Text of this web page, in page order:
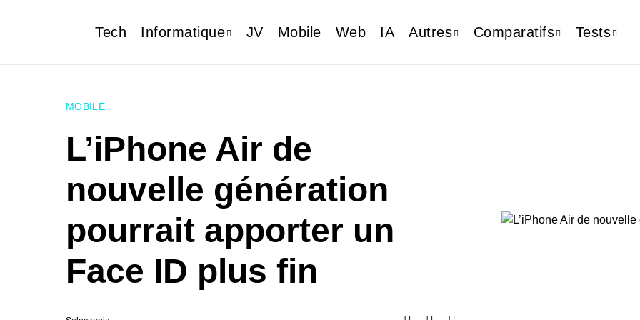
Tech Informatique JV Mobile Web IA Autres Comparatifs Tests
MOBILE
L’iPhone Air de
nouvelle génération
pourrait apporter un
Face ID plus fin